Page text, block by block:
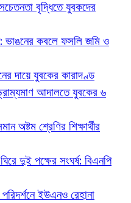
বৃদ্ধিতে যুবকদের
ভাঙনের কবলে ফসলি জমি ও
দায়ে যুবকের কারাদণ্ড
আদালতে যুবকের ৬
অষ্টম শ্রেণির শিক্ষার্থীর
দুই পক্ষের সংঘর্ষ: বিএনপি
ইউএনও রেহানা